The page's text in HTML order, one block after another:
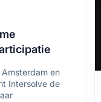
en
Intersolve de